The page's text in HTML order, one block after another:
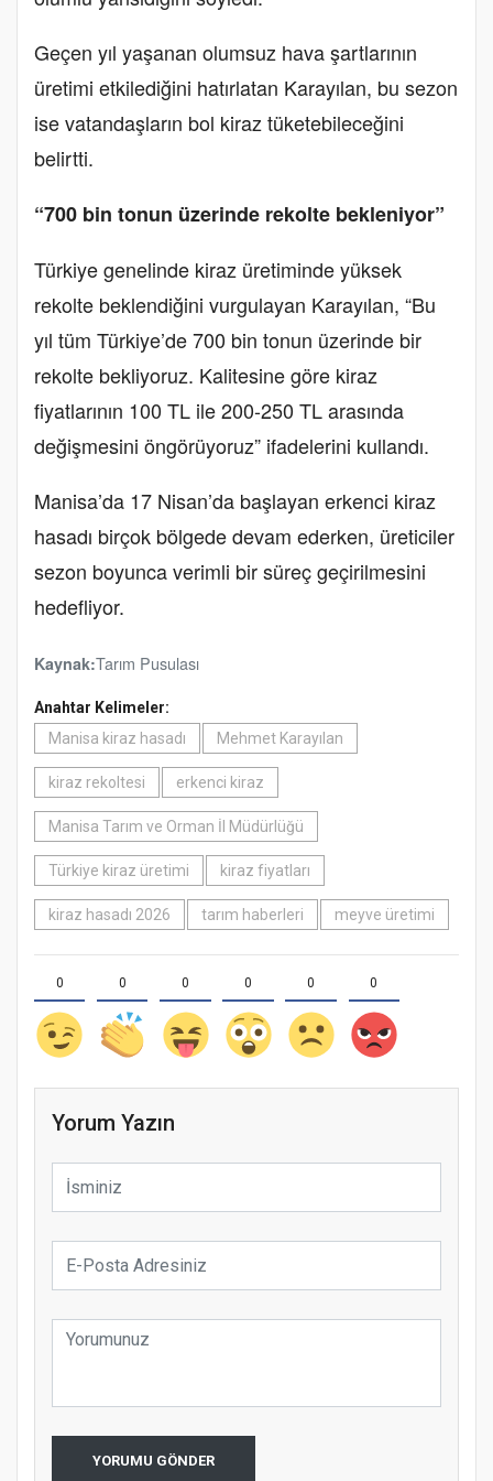
Geçen yıl yaşanan olumsuz hava şartlarının
üretimi etkilediğini hatırlatan Karayılan, bu sezon
ise vatandaşların bol kiraz tüketebileceğini
belirtti.
“700 bin tonun üzerinde rekolte bekleniyor”
Türkiye genelinde kiraz üretiminde yüksek
rekolte beklendiğini vurgulayan Karayılan, “Bu
yıl tüm Türkiye’de 700 bin tonun üzerinde bir
rekolte bekliyoruz. Kalitesine göre kiraz
fiyatlarının 100 TL ile 200-250 TL arasında
değişmesini öngörüyoruz” ifadelerini kullandı.
Manisa’da 17 Nisan’da başlayan erkenci kiraz
hasadı birçok bölgede devam ederken, üreticiler
sezon boyunca verimli bir süreç geçirilmesini
hedefliyor.
Kaynak:Tarım Pusulası
Anahtar Kelimeler:
Manisa kiraz hasadı
Mehmet Karayılan
kiraz rekoltesi erkenci kiraz
Manisa Tarım ve Orman İl Müdürlüğü
Türkiye kiraz üretimi kiraz fiyatları
kiraz hasadı 2026 tarım haberleri meyve üretimi
0 0 0 0 0 0
Yorum Yazın
YORUMU GÖNDER